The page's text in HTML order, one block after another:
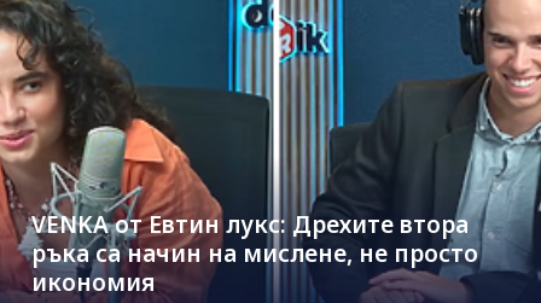
VENKA от Евтин лукс: Дрехите втора
ръка са начин на мислене, не просто
икономия